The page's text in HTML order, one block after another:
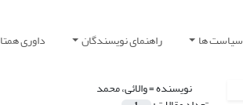
سیاست ها راهنمای نویسندگان داوری همتا
نویسنده =والائی، محمد